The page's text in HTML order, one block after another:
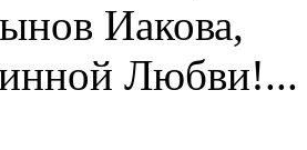
Иакова,
Любви!...